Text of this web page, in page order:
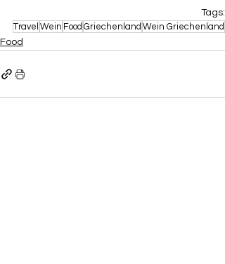
Tags:
Travel Wein Food Griechenland Wein Griechenland
Food